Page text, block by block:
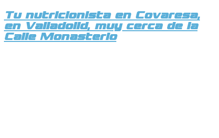
Tu nutricionista en Covaresa,
en Valladolid, muy cerca de la
Calle Monasterio